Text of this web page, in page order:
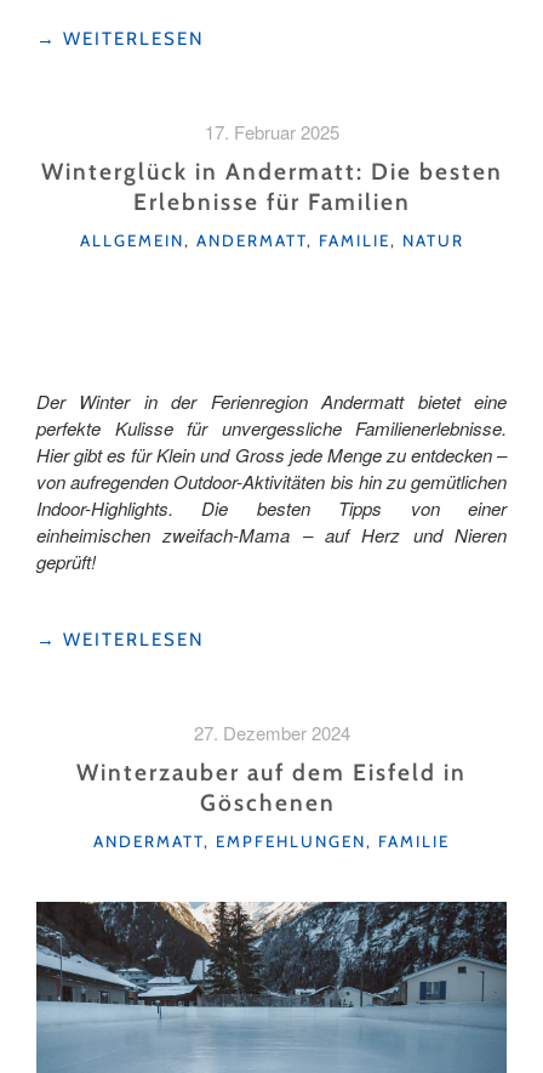
"WINTERZAUBER
DATE-
ANDERMATT "
→ WEITERLESEN
17. Februar 2025
Winterglück in Andermatt: Die besten
Erlebnisse für Familien
KATEGORIEN
ALLGEMEIN, ANDERMATT, FAMILIE, NATUR
Der Winter in der Ferienregion Andermatt bietet eine
perfekte Kulisse für unvergessliche Familienerlebnisse.
Hier gibt es für Klein und Gross jede Menge zu entdecken –
von aufregenden Outdoor-Aktivitäten bis hin zu gemütlichen
Indoor-Highlights. Die besten Tipps von einer
einheimischen zweifach-Mama – auf Herz und Nieren
geprüft!
"WINTERGLÜCK
ERLEBNISSE
→ WEITERLESEN
27. Dezember 2024
Winterzauber auf dem Eisfeld in
Göschenen
KATEGORIEN
ANDERMATT, EMPFEHLUNGEN, FAMILIE